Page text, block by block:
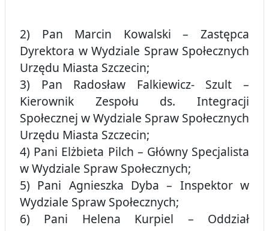
2) Pan Marcin Kowalski – Zastępca
Dyrektora w Wydziale Spraw Społecznych
Urzędu Miasta Szczecin;
3) Pan Radosław Falkiewicz- Szult –
Kierownik Zespołu ds. Integracji
Społecznej w Wydziale Spraw Społecznych
Urzędu Miasta Szczecin;
4) Pani Elżbieta Pilch – Główny Specjalista
w Wydziale Spraw Społecznych;
5) Pani Agnieszka Dyba – Inspektor w
Wydziale Spraw Społecznych;
6) Pani Helena Kurpiel – Oddział